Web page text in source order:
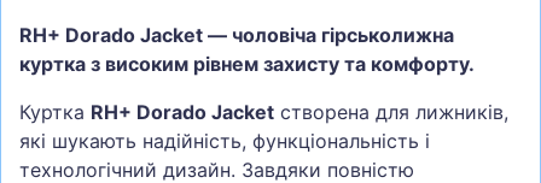
RH+ Dorado Jacket — чоловіча гірськолижна
куртка з високим рівнем захисту та комфорту.
Куртка RH+ Dorado Jacket створена для лижників,
які шукають надійність, функціональність і
технологічний дизайн. Завдяки повністю